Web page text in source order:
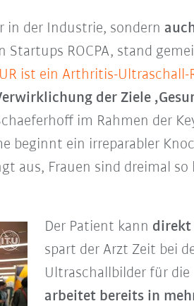
in der Industrie, sondern
Startups ROCPA, stand
ist ein Arthritis-Ultraschall-
der Ziele
im Rahmen der
beginnt ein irreparabler
aus, Frauen sind dreimal
Der Patient kann direkt
spart der Arzt Zeit bei
Ultraschallbilder für die
arbeitet bereits in